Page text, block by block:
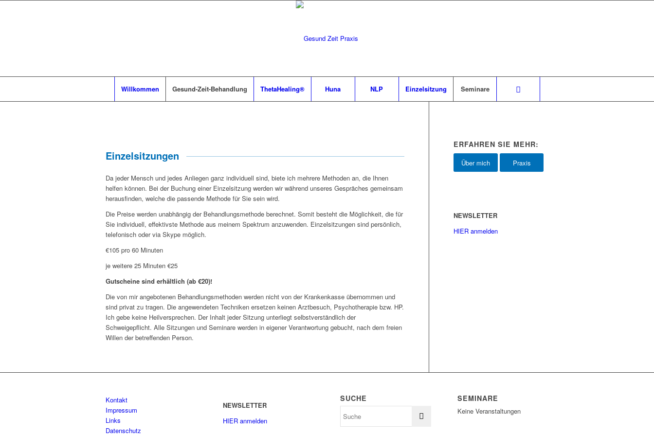
Willkommen Gesund-Zeit-Behandlung ThetaHealing® Huna NLP Einzelsitzung Seminare
Einzelsitzungen
Da jeder Mensch und jedes Anliegen ganz individuell sind, biete ich mehrere Methoden an, die Ihnen
helfen können. Bei der Buchung einer Einzelsitzung werden wir während unseres Gespräches gemeinsam
herausfinden, welche die passende Methode für Sie sein wird.
Die Preise werden unabhängig der Behandlungsmethode berechnet. Somit besteht die Möglichkeit, die für
Sie individuell, effektivste Methode aus meinem Spektrum anzuwenden. Einzelsitzungen sind persönlich,
telefonisch oder via Skype möglich.
€105 pro 60 Minuten
je weitere 25 Minuten €25
Gutscheine sind erhältlich (ab €20)!
Die von mir angebotenen Behandlungsmethoden werden nicht von der Krankenkasse übernommen und
sind privat zu tragen. Die angewendeten Techniken ersetzen keinen Arztbesuch, Psychotherapie bzw. HP.
Ich gebe keine Heilversprechen. Der Inhalt jeder Sitzung unterliegt selbstverständlich der
Schweigepflicht. Alle Sitzungen und Seminare werden in eigener Verantwortung gebucht, nach dem freien
Willen der betreffenden Person.
ERFAHREN SIE MEHR:
Über mich Praxis
NEWSLETTER
HIER anmelden
Kontakt
Impressum
Links
Datenschutz
NEWSLETTER
HIER anmelden
SUCHE SEMINARE
Keine Veranstaltungen